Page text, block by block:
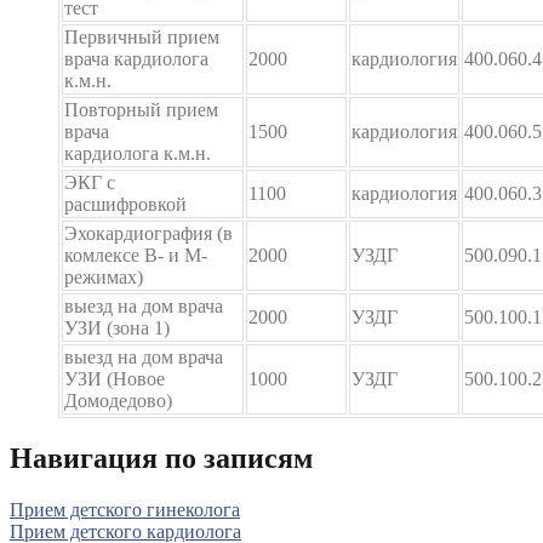
тест
Первичный прием
врача кардиолога
к.м.н.
2000 кардиология 400.060.4
Повторный прием
врача
кардиолога к.м.н.
1500 кардиология 400.060.5
ЭКГ с
расшифровкой
1100 кардиология 400.060.3
Эхокардиография (в
комлексе В- и М-
режимах)
2000 УЗДГ 500.090.1
выезд на дом врача
УЗИ (зона 1)
2000 УЗДГ
500.100.1
выезд на дом врача
УЗИ (Новое
Домодедово)
1000 УЗДГ 500.100.2
Навигация по записям
Прием детского гинеколога
Прием детского кардиолога